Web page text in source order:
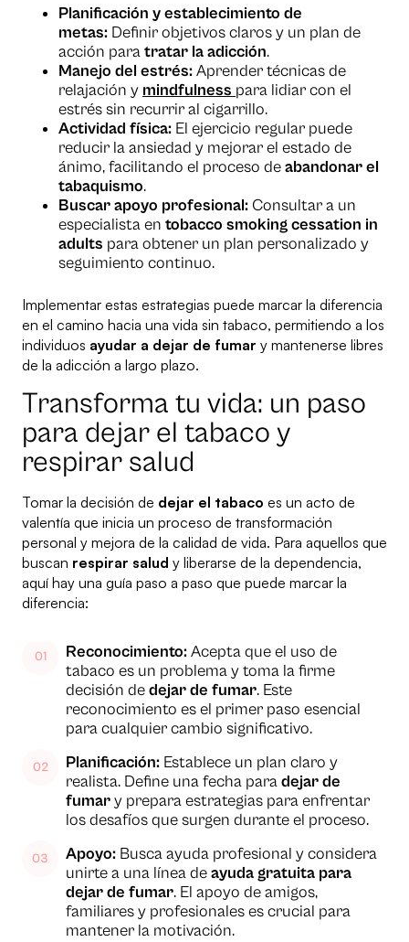
Planificación y establecimiento de
metas: Definir objetivos claros y un plan de
acción paratratar la adicción.
Manejo del estrés:Aprender técnicas de
relajación y mindfulness para lidiar con el
estrés sin recurrir al cigarrillo.
Actividad física: El ejercicio regular puede
reducir la ansiedad y mejorar el estado de
ánimo, facilitando el proceso deabandonar el
tabaquismo.
Buscar apoyo profesional: Consultar a un
especialista en tobacco smoking cessation in
adults para obtener un plan personalizado y
seguimiento continuo.
Implementar estas estrategias puede marcar la diferencia
en el camino hacia una vida sin tabaco, permitiendo a los
individuos ayudar a dejar de fumar y mantenerse libres
de la adicción a largo plazo.
Transforma tu vida: un paso
para dejar el tabaco y
respirar salud
Tomar la decisión de dejar el tabaco es un acto de
valentía que inicia un proceso de transformación
personal y mejora de la calidad de vida. Para aquellos que
buscan respirar salud y liberarse de la dependencia,
aquí hay una guía paso a paso que puede marcar la
diferencia:
Reconocimiento:Acepta que el uso de
tabaco es un problema y toma la firme
decisión dedejar de fumar. Este
reconocimiento es el primer paso esencial
para cualquier cambio significativo.
Planificación: Establece un plan claro y
realista. Define una fecha paradejar de
fumary prepara estrategias para enfrentar
los desafíos que surgen durante el proceso.
Apoyo: Busca ayuda profesional y considera
unirte a una línea deayuda gratuita para
dejar de fumar. El apoyo de amigos,
familiares y profesionales es crucial para
mantener la motivación.